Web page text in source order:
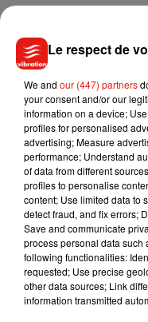
« LA MEILLEURE
Pour rappel, juste avant
cette cinquième saison
dont les deux nouveaux
leurs premières
fou. Jesuis nouveau,
déclarait Soprano,
s’agissait de «la
terme de niveau
». C
trouvé que c’était
Franchement, je ne
Le respect de
We and our (447) partners
your consent and/or our
information on a device;
profiles for personalised
advertising; Measure
performance; Understand
of data from different
profiles to personalise
content; Use limited data to
detect fraud, and fix errors;
Save and communicate
process personal data such
following functionalities:
requested; Use precise
other data sources; Link
information transmitted